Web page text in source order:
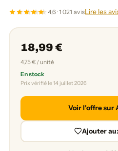
4,6 · 1 021 avisLire les
18,99 €
4,75 € / unité
En stock
Prix vérifié le 14 juillet 2026
Voir l'offre sur
Ajouter